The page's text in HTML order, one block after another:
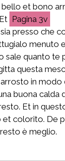
bello et bono
3v
presso che
menuto
sale quanto te
questa
in modo
buona calda
Et in
colorito. De
è meglio.